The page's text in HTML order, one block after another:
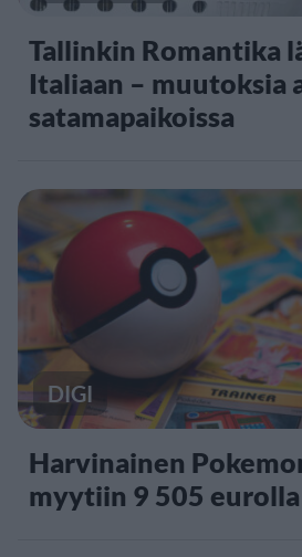
Tallinkin Romantika
Italiaan – muutoksia
satamapaikoissa
DIGI
Harvinainen
myytiin 9 505 eurolla